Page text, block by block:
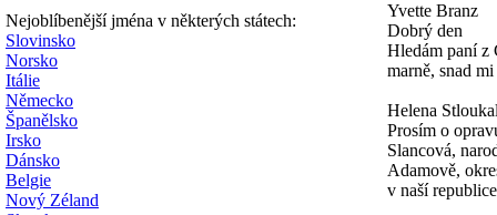
Nejoblíbenější jména v některých státech:
Slovinsko
Norsko
Itálie
Německo
Španělsko
Irsko
Dánsko
Belgie
Nový Zéland
Yvette Branz
Dobrý den
Hledám paní z
marně, snad
Helena
Prosím o
Slancová,
Adamově,
v naší